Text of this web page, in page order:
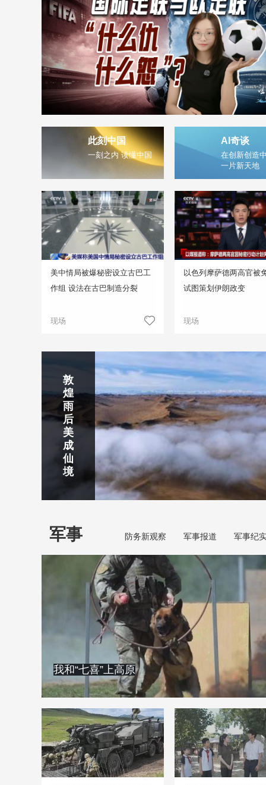
此刻中国
一刻之内 读懂中国
AI奇谈
在创新创造
一片新天地
美中情局被爆秘密设立古巴工
作组 设法在古巴制造分裂
现场
以色列摩萨德两高官被
试图策划伊朗政变
现场
静赏京娘湖
京娘湖位于邯郸武安市口上村北，常年平均气温19摄氏度，夏
温26摄氏度，是避暑休闲佳地。
吉
林
市
北
山
公
园
云
探
古
北
水
镇
南
京
玄
武
湖
景
区
焦
作
红
石
峡
秦
皇
岛
金
梦
海
湾
剑
川
下
梅
岭
瀑
布
烟
雨
齐
云
山
敦
煌
雨
后
美
成
仙
境
军事 防务新观察 军事报道 军事纪
我和“七喜”上高原